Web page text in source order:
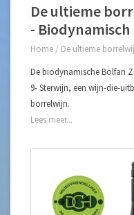
De ultieme
- Biodynamisch
Home / De ultieme
De biodynamische Bolfan
9- Sterwijn, een wijn-die-
borrelwijn.
Lees meer...